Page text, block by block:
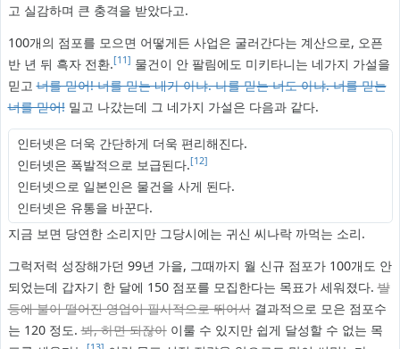
고 실감하며 큰 충격을 받았다고.
100개의 점포를 모으면 어떻게든 사업은 굴러간다는 계산으로, 오픈
반 년 뒤 흑자 전환.[11] 물건이 안 팔림에도 미키타니는 네가지 가설을
믿고너를 믿어! 너를 믿는 내가 아냐. 나를 믿는 너도 아냐. 너를 믿는
너를 믿어!밀고 나갔는데 그 네가지 가설은 다음과 같다.
인터넷은 더욱 간단하게 더욱 편리해진다.
인터넷은 폭발적으로 보급된다.[12]
인터넷으로 일본인은 물건을 사게 된다.
인터넷은 유통을 바꾼다.
지금 보면 당연한 소리지만 그당시에는 귀신 씨나락 까먹는 소리.
그럭저럭 성장해가던 99년 가을, 그때까지 월 신규 점포가 100개도 안
되었는데 갑자기 한 달에 150 점포를 모집한다는 목표가 세워졌다.발
등에 불이 떨어진 영업이 필사적으로 뛰어서결과적으로 모은 점포수
는 120 정도.봐, 하면 되잖아이룰 수 있지만 쉽게 달성할 수 없는 목